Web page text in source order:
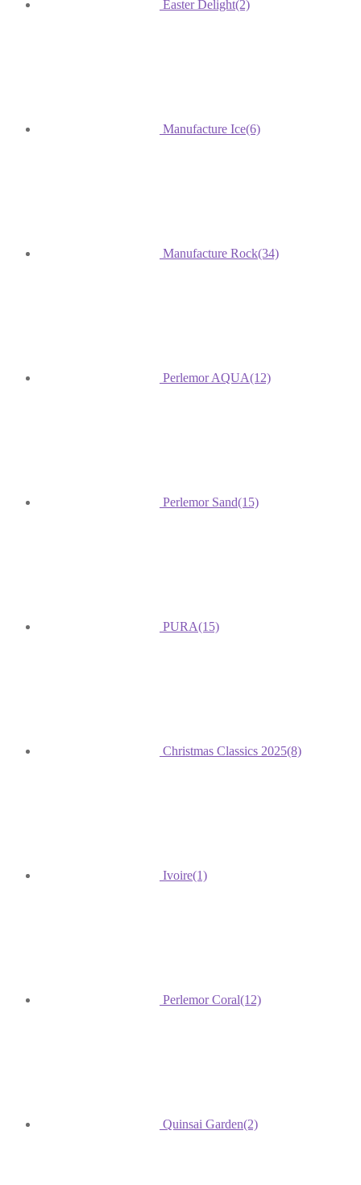
Easter Delight(2)
Manufacture Ice(6)
Manufacture Rock(34)
Perlemor AQUA(12)
Perlemor Sand(15)
PURA(15)
Christmas Classics 2025(8)
Ivoire(1)
Perlemor Coral(12)
Quinsai Garden(2)